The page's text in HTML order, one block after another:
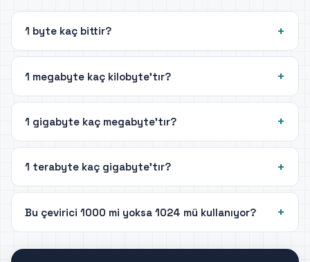
1 byte kaç bittir?
1 megabyte kaç kilobyte'tır?
1 gigabyte kaç megabyte'tır?
1 terabyte kaç gigabyte'tır?
Bu çevirici 1000 mi yoksa 1024 mü kullanıyor?